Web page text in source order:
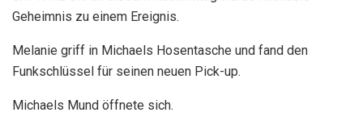
Geheimnis zu einem Ereignis.
Melanie griff in Michaels Hosentasche und fand den
Funkschlüssel für seinen neuen Pick-up.
Michaels Mund öffnete sich.